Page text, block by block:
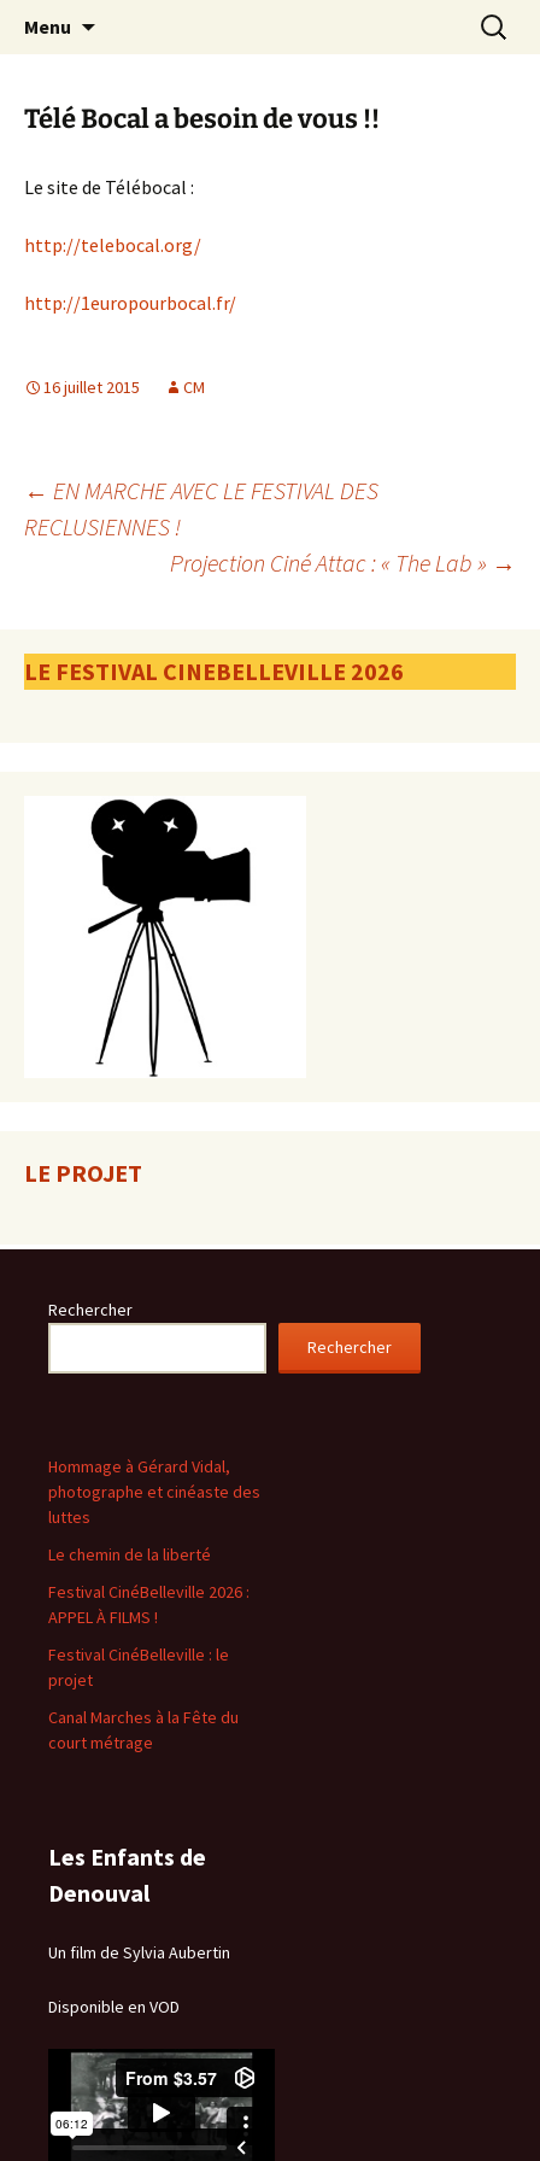
Canal Marches
Menu
Télé Bocal a besoin de vous !!
Le site de Télébocal :
http://telebocal.org/
http://1europourbocal.fr/
16 juillet 2015 CM
Navigation
articles
← EN MARCHE AVEC LE FESTIVAL DES
RECLUSIENNES !
Projection Ciné Attac : « The Lab » →
LE FESTIVAL CINEBELLEVILLE 2026
LE PROJET
Rechercher
Rechercher
Hommage à Gérard Vidal,
photographe et cinéaste des
luttes
Le chemin de la liberté
Festival CinéBelleville 2026 :
APPEL À FILMS !
Festival CinéBelleville : le
projet
Canal Marches à la Fête du
court métrage
Les Enfants de
Denouval
Un film de Sylvia Aubertin
Disponible en VOD